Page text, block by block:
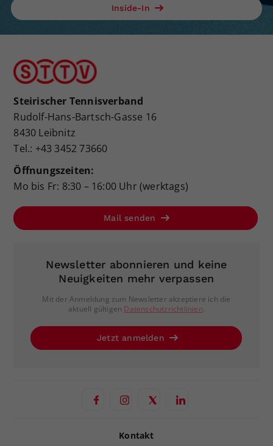
Inside-In
Steirischer Tennisverband
Rudolf-Hans-Bartsch-Gasse 16
8430 Leibnitz
Tel.: +43 3452 73660
Öffnungszeiten:
Mo bis Fr: 8:30 – 16:00 Uhr (werktags)
Mail senden
Newsletter abonnieren und keine
Neuigkeiten mehr verpassen
Mit der Anmeldung zum Newsletter akzeptiere ich die
aktuell gültigen Datenschutzrichtlinien.
Jetzt anmelden
Kontakt